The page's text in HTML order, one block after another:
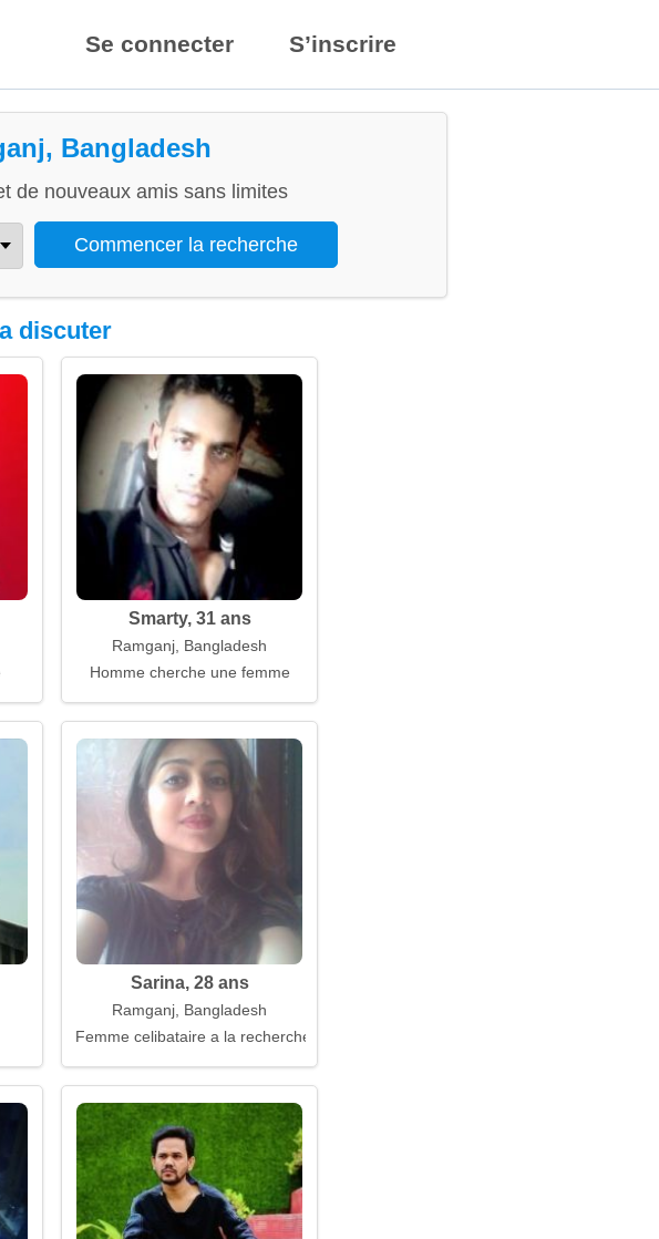
Se connecter S’inscrire
Bangladesh
de nouveaux amis sans limites
discuter
Smarty, 31 ans
Ramganj, Bangladesh
Homme cherche une femme
Sarina, 28 ans
Ramganj, Bangladesh
Femme celibataire a la recherche d'un mari